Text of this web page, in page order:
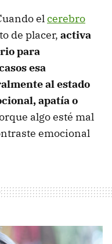
elcerebro
de placer, activa
para
esa
al estado
apatía o
algo esté mal
emocional